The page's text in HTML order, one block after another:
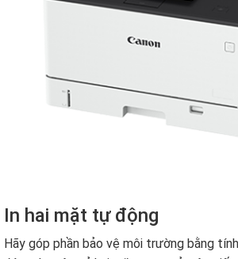
In hai mặt tự động
Hãy góp phần bảo vệ môi trường bằng